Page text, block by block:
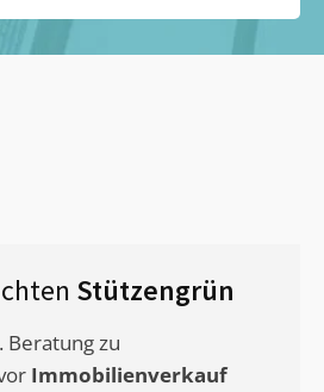
Stützengrün
. Beratung zu
Immobilienverkauf